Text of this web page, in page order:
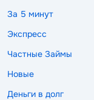
За 5 минут
Экспресс
Частные Займы
Новые
Деньги в долг